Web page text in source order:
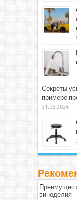
Секреты
примере
31.05.2026
виноделия